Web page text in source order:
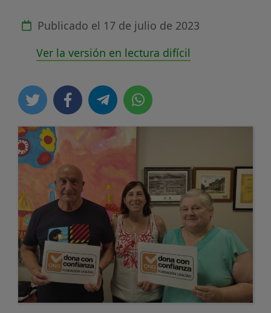
Publicado el 17 de julio de 2023
Ver la versión en lectura difícil